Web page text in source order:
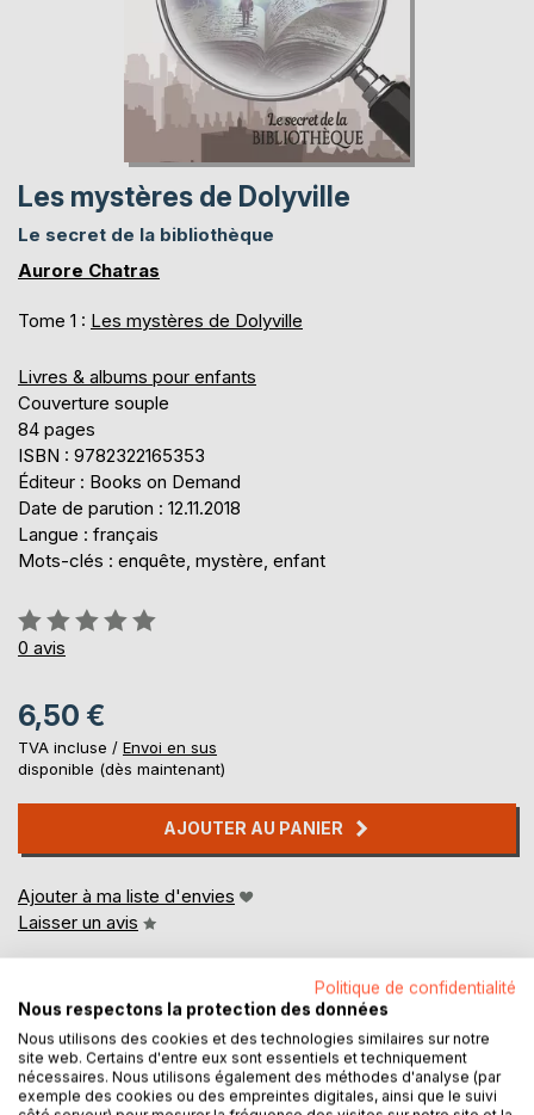
Les mystères de Dolyville
Le secret de la bibliothèque
Aurore Chatras
Tome 1 : Les mystères de Dolyville
Livres & albums pour enfants
Couverture souple
84 pages
ISBN : 9782322165353
Éditeur : Books on Demand
Date de parution : 12.11.2018
Langue : français
Mots-clés : enquête, mystère, enfant
Évaluation:
0%
0 avis
6,50 €
TVA incluse / Envoi en sus
disponible (dès maintenant)
AJOUTER AU PANIER
Ajouter à ma liste d'envies
Laisser un avis
DESCRIPTION
Politique de confidentialité
Nous respectons la protection des données
Nous utilisons des cookies et des technologies similaires sur notre
site web. Certains d'entre eux sont essentiels et techniquement
nécessaires. Nous utilisons également des méthodes d'analyse (par
exemple des cookies ou des empreintes digitales, ainsi que le suivi